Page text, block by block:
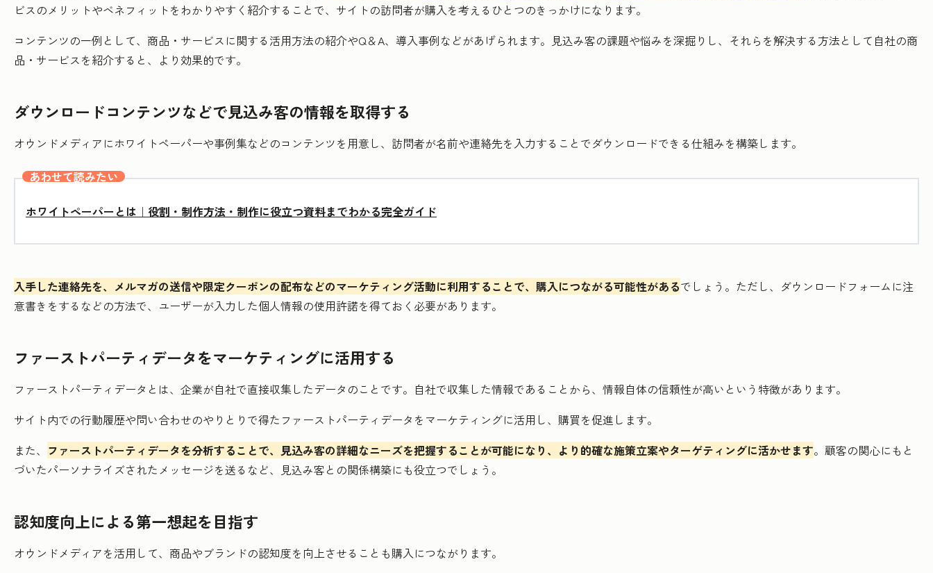
ビスのメリットやベネフィットをわかりやすく紹介することで、サイトの訪問者が購入を考えるひとつのきっかけになります。
コンテンツの一例として、商品・サービスに関する活用方法の紹介やQ＆A、導入事例などがあげられます。見込み客の課題や悩みを深掘りし、それらを解決する方法として自社の商
品・サービスを紹介すると、より効果的です。
ダウンロードコンテンツなどで見込み客の情報を取得する
オウンドメディアにホワイトペーパーや事例集などのコンテンツを用意し、訪問者が名前や連絡先を入力することでダウンロードできる仕組みを構築します。
あわせて読みたい
ホワイトペーパーとは｜役割・制作方法・制作に役立つ資料までわかる完全ガイド
入手した連絡先を、メルマガの送信や限定クーポンの配布などのマーケティング活動に利用することで、購入につながる可能性があるでしょう。ただし、ダウンロードフォームに注
意書きをするなどの方法で、ユーザーが入力した個人情報の使用許諾を得ておく必要があります。
ファーストパーティデータをマーケティングに活用する
ファーストパーティデータとは、企業が自社で直接収集したデータのことです。自社で収集した情報であることから、情報自体の信頼性が高いという特徴があります。
サイト内での行動履歴や問い合わせのやりとりで得たファーストパーティデータをマーケティングに活用し、購買を促進します。
また、 ファーストパーティデータを分析することで、見込み客の詳細なニーズを把握することが可能になり、より的確な施策立案やターゲティングに活かせます。顧客の関心にもと
づいたパーソナライズされたメッセージを送るなど、見込み客との関係構築にも役立つでしょう。
認知度向上による第一想起を目指す
オウンドメディアを活用して、商品やブランドの認知度を向上させることも購入につながります。